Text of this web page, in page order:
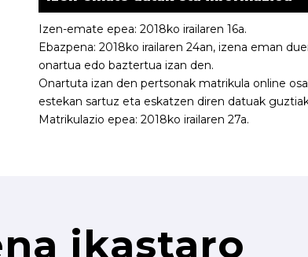
Izen-emate epea: 2018ko irailaren 16a.
Ebazpena: 2018ko irailaren 24an, izena eman
onartua edo baztertua izan den.
Onartuta izan den pertsonak matrikula online
estekan sartuz eta eskatzen diren datuak
Matrikulazio epea: 2018ko irailaren 27a.
ikastaro